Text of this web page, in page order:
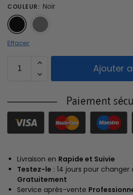
COULEUR: Noir
Effacer
Ajouter
Livraison en Rapide et Suivie
Testez-le : 14 jours pour
Gratuitement
Service après-vente